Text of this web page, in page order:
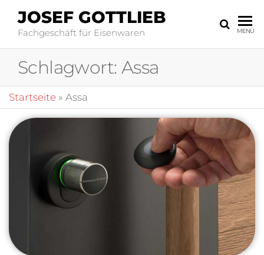
JOSEF GOTTLIEB
Fachgeschäft für Eisenwaren MENÜ
Schlagwort: Assa
Startseite » Assa